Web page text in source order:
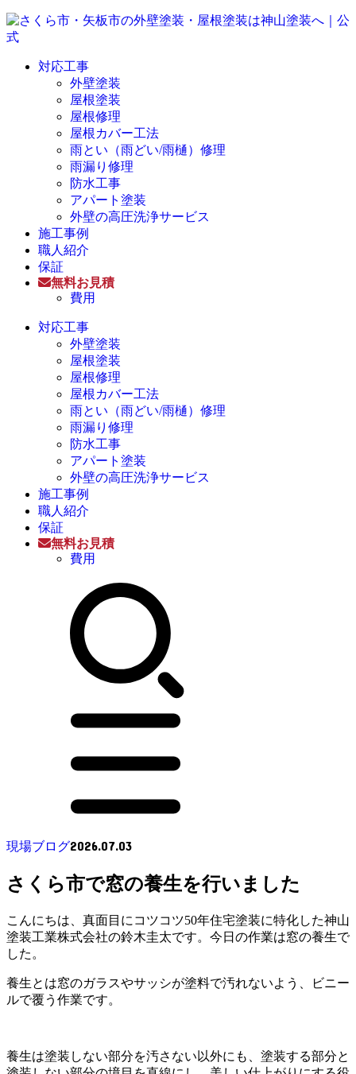
対応工事
外壁塗装
屋根塗装
屋根修理
屋根カバー工法
雨とい（雨どい/雨樋）修理
雨漏り修理
防水工事
アパート塗装
外壁の高圧洗浄サービス
施工事例
職人紹介
保証
無料お見積
費用
対応工事
外壁塗装
屋根塗装
屋根修理
屋根カバー工法
雨とい（雨どい/雨樋）修理
雨漏り修理
防水工事
アパート塗装
外壁の高圧洗浄サービス
施工事例
職人紹介
保証
無料お見積
費用
現場ブログ2026.07.03
さくら市で窓の養生を行いました
こんにちは、真面目にコツコツ50年住宅塗装に特化した神山
塗装工業株式会社の鈴木圭太です。今日の作業は窓の養生で
した。
養生とは窓のガラスやサッシが塗料で汚れないよう、ビニー
ルで覆う作業です。
養生は塗装しない部分を汚さない以外にも、塗装する部分と